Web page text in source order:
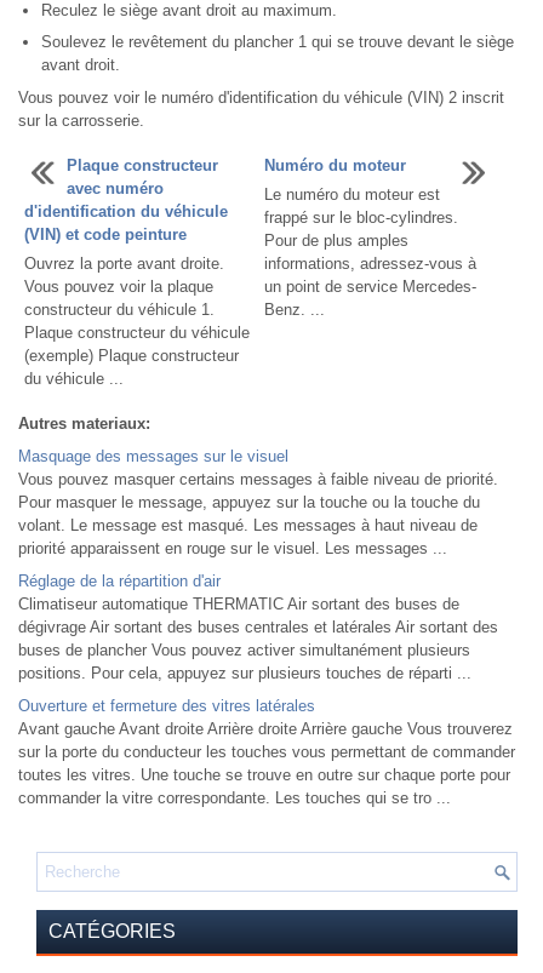
Reculez le siège avant droit au maximum.
Soulevez le revêtement du plancher 1 qui se trouve devant le siège
avant droit.
Vous pouvez voir le numéro d'identification du véhicule (VIN) 2 inscrit
sur la carrosserie.
Plaque constructeur
avec numéro
d'identification du véhicule
(VIN) et code peinture
Ouvrez la porte avant droite.
Vous pouvez voir la plaque
constructeur du véhicule 1.
Plaque constructeur du véhicule
(exemple) Plaque constructeur
du véhicule ...
Numéro du moteur
Le numéro du moteur est
frappé sur le bloc-cylindres.
Pour de plus amples
informations, adressez-vous à
un point de service Mercedes-
Benz. ...
Autres materiaux:
Masquage des messages sur le visuel
Vous pouvez masquer certains messages à faible niveau de priorité.
Pour masquer le message, appuyez sur la touche ou la touche du
volant. Le message est masqué. Les messages à haut niveau de
priorité apparaissent en rouge sur le visuel. Les messages ...
Réglage de la répartition d'air
Climatiseur automatique THERMATIC Air sortant des buses de
dégivrage Air sortant des buses centrales et latérales Air sortant des
buses de plancher Vous pouvez activer simultanément plusieurs
positions. Pour cela, appuyez sur plusieurs touches de réparti ...
Ouverture et fermeture des vitres latérales
Avant gauche Avant droite Arrière droite Arrière gauche Vous trouverez
sur la porte du conducteur les touches vous permettant de commander
toutes les vitres. Une touche se trouve en outre sur chaque porte pour
commander la vitre correspondante. Les touches qui se tro ...
CATÉGORIES